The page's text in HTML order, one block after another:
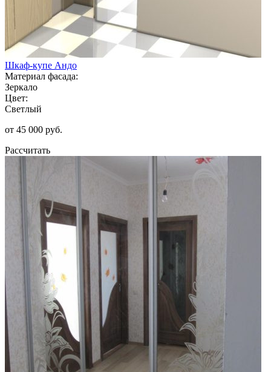
Шкаф-купе Андо
Материал фасада:
Зеркало
Цвет:
Светлый
от 45 000 руб.
Рассчитать